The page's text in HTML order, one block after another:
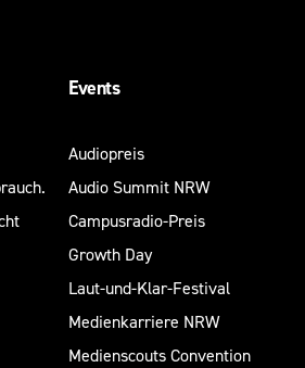
Events
Audiopreis
Audio Summit NRW
Campusradio-Preis
Growth Day
Laut-und-Klar-Festival
Medienkarriere NRW
Medienscouts Convention